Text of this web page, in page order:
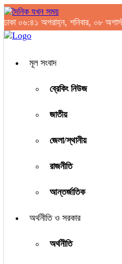
ঢাকা ০৬:৪১ অপরাহ্ন, শনিবার, ০৮
মূল সংবাদ
ব্রেকিং নিউজ
জাতীয়
জেলা/স্থানীয়
রাজনীতি
আন্তর্জাতিক
অর্থনীতি ও সরকার
অর্থনীতি